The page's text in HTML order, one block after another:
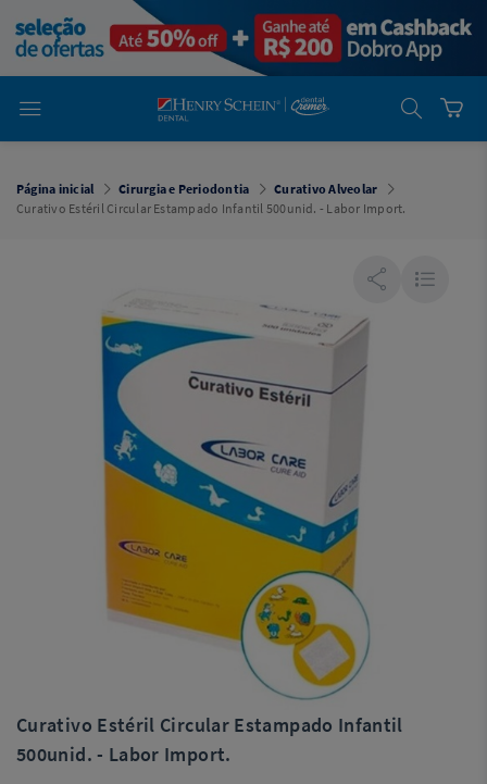
Dental
Cremer -
Henry Schein
Laboratório
Laboratório
Cremer -
Henry Schein
Você está
Dental
Cremer
Simples
Dental
Software
Odontológico
Página inicial Cirurgia e Periodontia
Curativo Alveolar
Curativo Estéril Circular Estampado Infantil 500unid. - Labor Import.
Curativo Estéril Circular Estampado Infantil
500unid. - Labor Import.